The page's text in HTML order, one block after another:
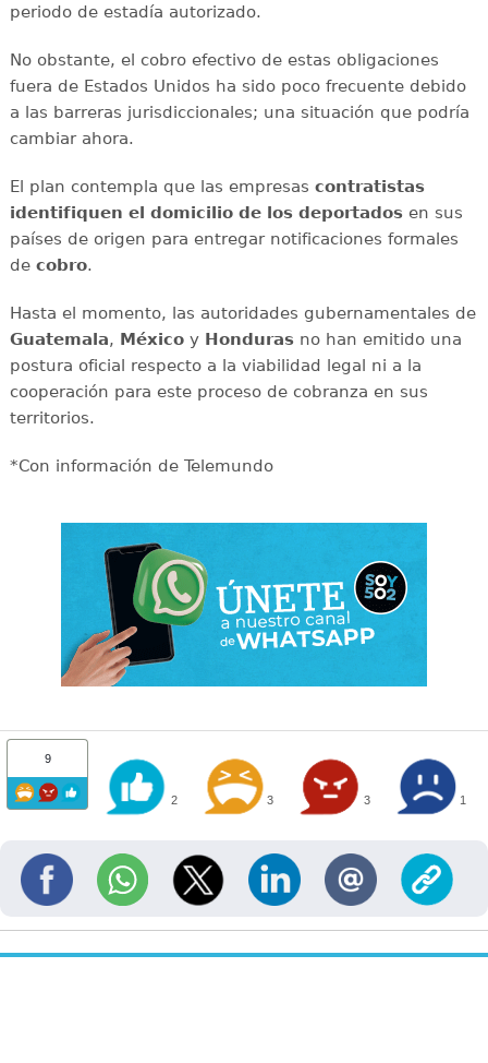
periodo de estadía autorizado.
No obstante, el cobro efectivo de estas obligaciones
fuera de Estados Unidos ha sido poco frecuente debido
a las barreras jurisdiccionales; una situación que podría
cambiar ahora.
El plan contempla que las empresas contratistas
identifiquen el domicilio de los deportadosen sus
países de origen para entregar notificaciones formales
de cobro.
Hasta el momento, las autoridades gubernamentales de
Guatemala, Méxicoy Hondurasno han emitido una
postura oficial respecto a la viabilidad legal ni a la
cooperación para este proceso de cobranza en sus
territorios.
*Con información de Telemundo
9
2 3 3 1